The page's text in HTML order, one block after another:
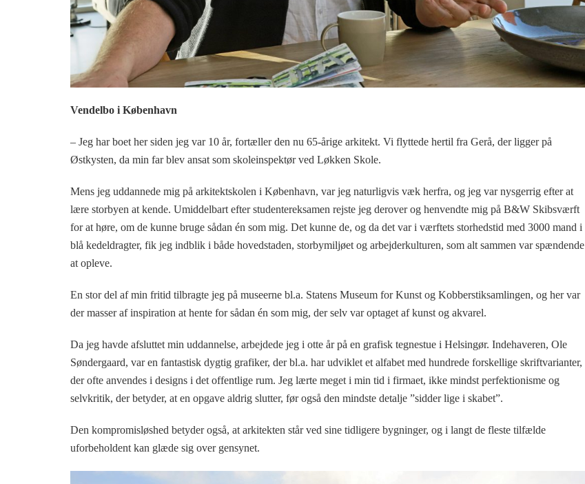
Vendelbo i København
– Jeg har boet her siden jeg var 10 år, fortæller den nu 65-årige arkitekt. Vi flyttede hertil fra Gerå, der ligger på
Østkysten, da min far blev ansat som skoleinspektør ved Løkken Skole.
Mens jeg uddannede mig på arkitektskolen i København, var jeg naturligvis væk herfra, og jeg var nysgerrig efter at
lære storbyen at kende. Umiddelbart efter studentereksamen rejste jeg derover og henvendte mig på B&W Skibsværft
for at høre, om de kunne bruge sådan én som mig. Det kunne de, og da det var i værftets storhedstid med 3000 mand i
blå kedeldragter, fik jeg indblik i både hovedstaden, storbymiljøet og arbejderkulturen, som alt sammen var spændende
at opleve.
En stor del af min fritid tilbragte jeg på museerne bl.a. Statens Museum for Kunst og Kobberstiksamlingen, og her var
der masser af inspiration at hente for sådan én som mig, der selv var optaget af kunst og akvarel.
Da jeg havde afsluttet min uddannelse, arbejdede jeg i otte år på en grafisk tegnestue i Helsingør. Indehaveren, Ole
Søndergaard, var en fantastisk dygtig grafiker, der bl.a. har udviklet et alfabet med hundrede forskellige skriftvarianter,
der ofte anvendes i designs i det offentlige rum. Jeg lærte meget i min tid i firmaet, ikke mindst perfektionisme og
selvkritik, der betyder, at en opgave aldrig slutter, før også den mindste detalje ”sidder lige i skabet”.
Den kompromisløshed betyder også, at arkitekten står ved sine tidligere bygninger, og i langt de fleste tilfælde
uforbeholdent kan glæde sig over gensynet.